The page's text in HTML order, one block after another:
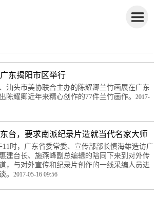
东揭阳市区举行
汕头市美协联合主办的陈耀卿兰竹画展在广东
陈耀卿近年来精心创作的77件兰竹画作。 2017-
台，要求南派纪录片造就当代名家大师
11时，广东省委常委、宣传部部长慎海雄造访广
建台长、施燕峰副总编辑的陪同下来到对外传
，与对外宣传和纪录片创作的一线采编人员进
。 2017-05-16 09:56